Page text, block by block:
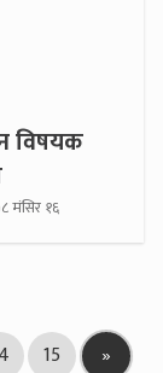
विषयक
मंसिर १६
15 »